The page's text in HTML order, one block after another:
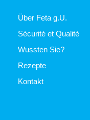
Über Feta g.U.
Sécurité et Qualité
Wussten Sie?
Rezepte
Kontakt